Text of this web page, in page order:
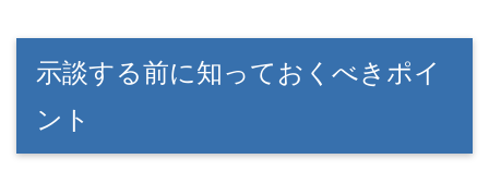
示談する前に知っておくべきポイ
ント